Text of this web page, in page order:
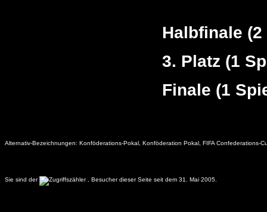
Halbfinale (2
3. Platz (1
Finale (1
Alternativ-Bezeichnungen: Konföderations-Pokal, Konföderation Pokal, FIFA Confederations-
Sie sind der . Besucher dieser Seite seit dem 31. Mai 2005.